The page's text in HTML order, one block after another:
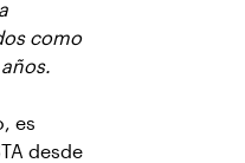
como
es
desde